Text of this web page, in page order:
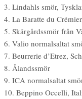
3. Lindahls smör,
4. La Baratte du
5. Skärgårdssmör från
6. Valio normalsaltat
7. Beurrerie d’Etrez,
8. Ålandssmör
9. ICA normalsaltat
10. Beppino Occelli,